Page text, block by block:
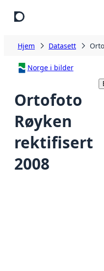
Hjem Datasett
Norge i bilder
Ortofoto
Røyken
rektifisert
2008